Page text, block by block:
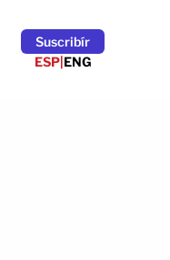
Suscribír
ESP|ENG